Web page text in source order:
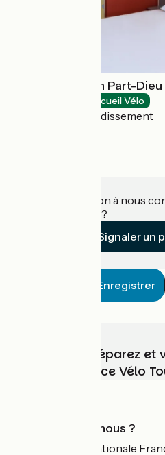
Ibis Budget Lyon Part-Dieu
Accueil Vélo
Lyon 3e Arrondissement
Une information à nous
établissement ?
Signaler un
Enregistrer
Choisissez, préparez
vélo avec France Vélo
Qui sommes-nous ?
L'association nationale